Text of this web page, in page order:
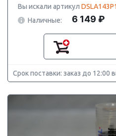
Вы искали артикул
Наличные:
6 149 ₽
Срок поставки: заказ до 12:00